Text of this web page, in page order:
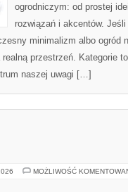
ogrodniczym: od prostej
rozwiązań i akcentów.
minimalizm albo ogród
przestrzeń. Kategorie
naszej uwagi […]
MOŻLIWOŚĆ